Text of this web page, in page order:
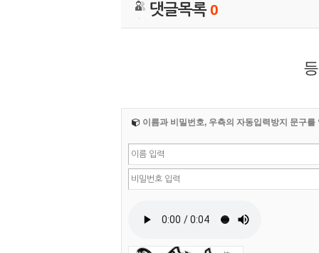
댓글목록0
이름과 비밀번호, 우측의 자동입력방지 문구를